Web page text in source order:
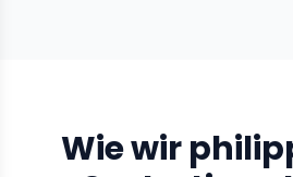
Wie wir